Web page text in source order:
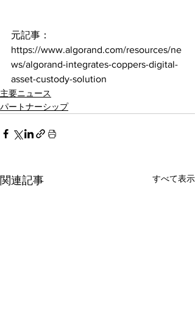
元記事：
https://www.algorand.com/resources/ne
ws/algorand-integrates-coppers-digital-
asset-custody-solution
主要ニュース
パートナーシップ
関連記事 すべて表示